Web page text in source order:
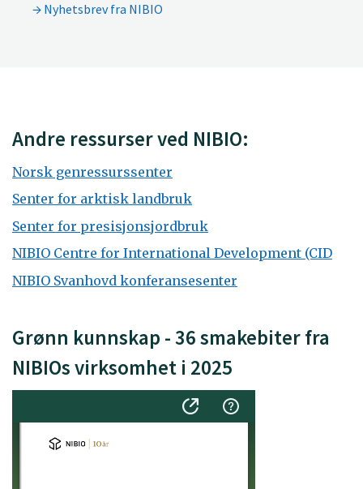
Nyhetsbrev fra NIBIO
Andre ressurser ved NIBIO:
Norsk genressurssenter
Senter for arktisk landbruk
Senter for presisjonsjordbruk
NIBIO Centre for International Development (CID
NIBIO Svanhovd konferansesenter
Grønn kunnskap - 36 smakebiter fra
NIBIOs virksomhet i 2025